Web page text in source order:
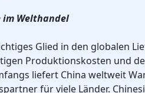
im Welthandel
Glied in den globalen
Produktionskosten und
liefert China weltweit
für viele Länder.